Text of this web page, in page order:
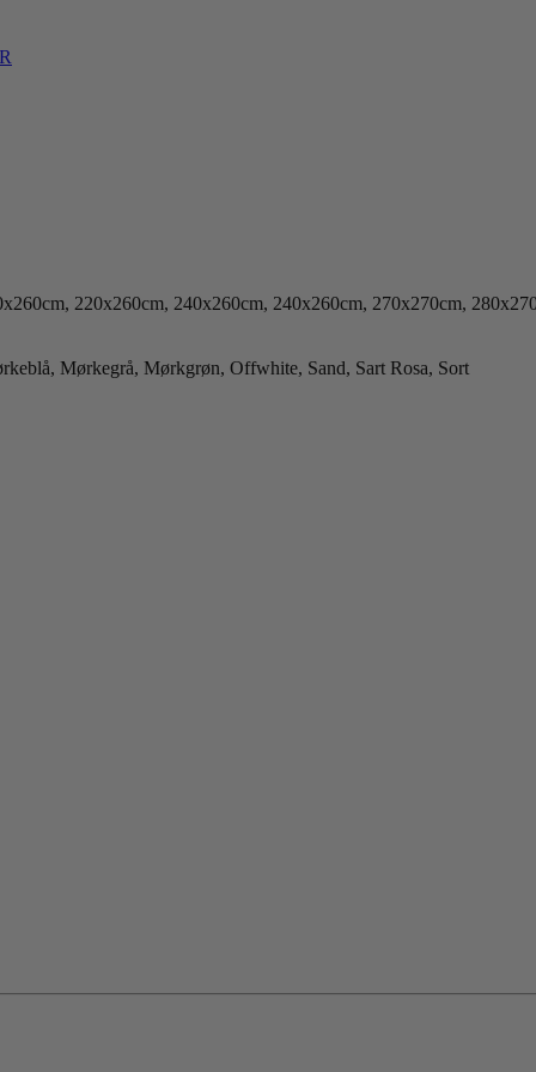
220x260cm, 240x260cm, 240x260cm, 270x270cm,
Mørkegrå, Mørkgrøn, Offwhite, Sand, Sart Rosa, Sort